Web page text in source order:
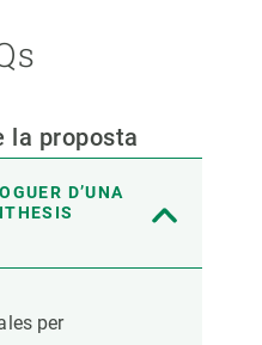
la proposta
D’UNA
per